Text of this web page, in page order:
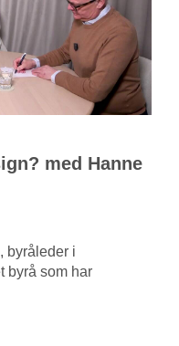
med Hanne
byråleder i
byrå som har